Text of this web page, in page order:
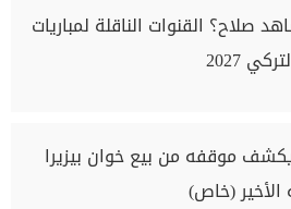
صلاح؟ القنوات الناقلة لمباريات
2027
يكشف موقفه من بيع خوان بيزيرا
الأخير (خاص)